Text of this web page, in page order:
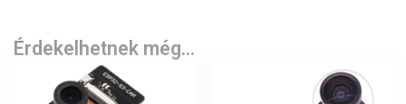
Érdekelhetnek még…